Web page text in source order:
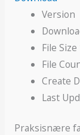
Version
File Size
File
Create
Last
Praksisnære